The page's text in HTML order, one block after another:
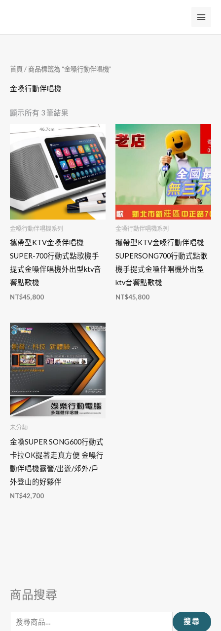
主
首頁/ 商品標籤為 “金嗓行動伴唱機”
金嗓行動伴唱機
顯示所有 3 筆結果
金嗓行動伴唱機系列
攜帶型KTV金嗓伴唱機
SUPER-700行動式點歌機手
提式金嗓伴唱機外出型ktv音
響點歌機
NT$45,800
金嗓行動伴唱機系列
攜帶型KTV金嗓行動伴唱機
SUPERSONG700行動式點歌
機手提式金嗓伴唱機外出型
ktv音響點歌機
NT$45,800
未分類
金嗓SUPER SONG600行動式
卡拉OK提著走真方便 金嗓行
動伴唱機露營/出遊/郊外/戶
外登山的好夥伴
NT$42,700
商品搜尋
搜
關
搜尋